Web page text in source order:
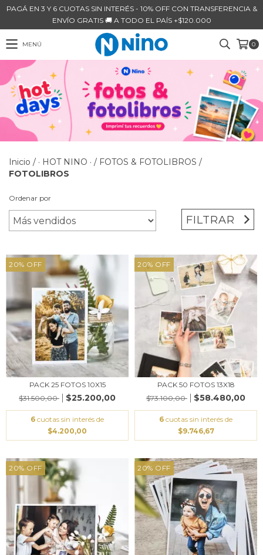
PAGÁ EN 3 Y 6 CUOTAS SIN INTERÉS - 10% OFF CON TRANSFERENCIA &
ENVÍO GRATIS 🚚 A TODO EL PAÍS +$120.000
MENÚ 0
Inicio / · HOT NINO · / FOTOS & FOTOLIBROS /
FOTOLIBROS
Ordenar por
FILTRAR
20% OFF
PACK 25 FOTOS 10X15
$31.500,00
$25.200,00
6 cuotas sin interés de
$4.200,00
20% OFF
PACK 50 FOTOS 13X18
$73.100,00
$58.480,00
6 cuotas sin interés de
$9.746,67
20% OFF 20% OFF